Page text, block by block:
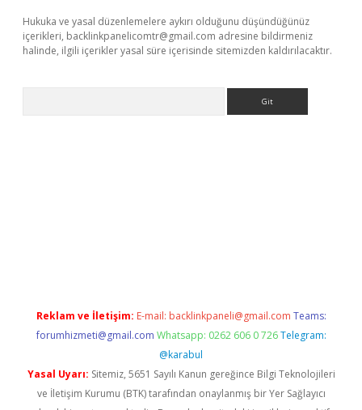
Hukuka ve yasal düzenlemelere aykırı olduğunu düşündüğünüz
içerikleri, backlinkpanelicomtr@gmail.com adresine bildirmeniz
halinde, ilgili içerikler yasal süre içerisinde sitemizden kaldırılacaktır.
Reklam ve İletişim: E-mail: backlinkpaneli@gmail.com Teams:
forumhizmeti@gmail.com Whatsapp: 0262 606 0 726 Telegram:
@karabul
Yasal Uyarı: Sitemiz, 5651 Sayılı Kanun gereğince Bilgi Teknolojileri
ve İletişim Kurumu (BTK) tarafından onaylanmış bir Yer Sağlayıcı